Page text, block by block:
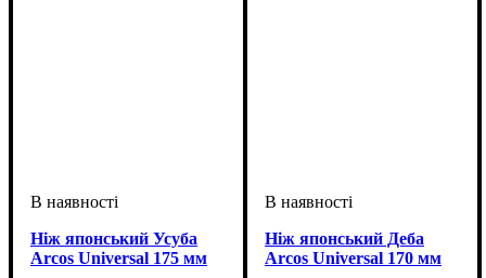
Ніж японський Усуба
Arcos Universal 175 мм
Ніж японський Деба
Arcos Universal 170 мм